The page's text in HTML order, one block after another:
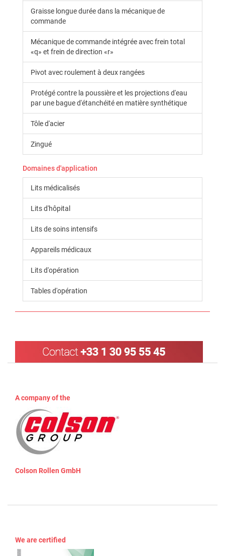
Graisse longue durée dans la mécanique de
commande
Mécanique de commande intégrée avec frein total
«q» et frein de direction «r»
Pivot avec roulement à deux rangées
Protégé contre la poussière et les projections d'eau
par une bague d'étanchéité en matière synthétique
Tôle d'acier
Zingué
Domaines d'application
Lits médicalisés
Lits d'hôpital
Lits de soins intensifs
Appareils médicaux
Lits d'opération
Tables d'opération
A company of the
Colson Rollen GmbH
We are certified